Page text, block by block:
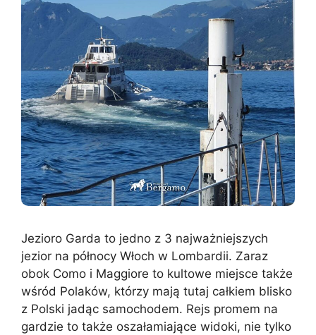
Jezioro Garda to jedno z 3 najważniejszych
jezior na północy Włoch w Lombardii. Zaraz
obok Como i Maggiore to kultowe miejsce także
wśród Polaków, którzy mają tutaj całkiem blisko
z Polski jadąc samochodem. Rejs promem na
gardzie to także oszałamiające widoki, nie tylko